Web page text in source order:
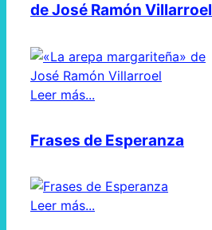
de José Ramón Villarroel
Leer más...
Frases de Esperanza
Leer más...